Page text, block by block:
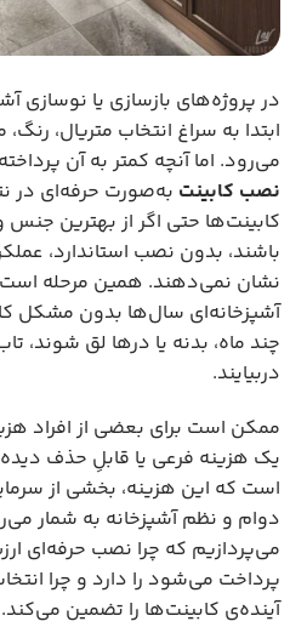
در پروژه‌های بازسازی یا نوسازی
ابتدا به سراغ انتخاب متریال،
می‌رود. اما آنچه کمتر به آن
نصب کابینت به‌صورت حرفه‌ای در
کابینت‌ها حتی اگر از بهترین
باشند، بدون نصب استاندارد،
نشان نمی‌دهند. همین مرحله
آشپزخانه‌ای سال‌ها بدون مشکل
چند ماه، بدنه یا درها لق شوند،
دربیایند.
ممکن است برای بعضی از افراد
یک هزینه فرعی یا قابلِ حذف
است که این هزینه، بخشی از
دوام و نظم آشپزخانه به شمار
می‌پردازیم که چرا نصب حرفه‌ای
پرداخت می‌شود را دارد و چرا
آینده‌ی کابینت‌ها را تضمین می‌کند.